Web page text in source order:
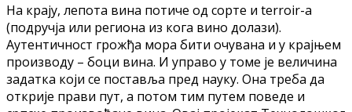
На крају, лепота вина потиче од сорте и terroir-a
(подручја или региона из кога вино долази).
Аутентичност грожђа мора бити очувана и у крајњем
производу – боци вина. И управо у томе је величина
задатка који се поставља пред науку. Она треба да
открије прави пут, а потом тим путем поведе и